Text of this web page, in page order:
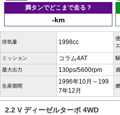
満タンでどこまで走る？
-km
排気量 1998cc
ミッション コラム4AT
最大出力 130ps/5600rpm
生産期間
1996年10月～199
7年12月
2.2 V ディーゼルターボ 4WD